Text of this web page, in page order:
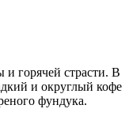
и горячей страсти. В
и округлый кофе
фундука.